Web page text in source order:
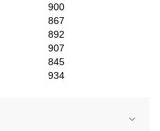
900
867
892
907
845
934